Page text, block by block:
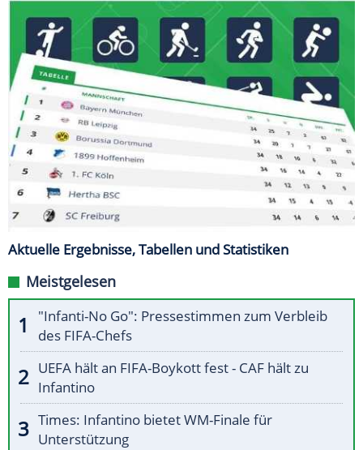
Aktuelle Ergebnisse, Tabellen und Statistiken
Meistgelesen
"Infanti-No Go": Pressestimmen zum Verbleib
des FIFA-Chefs
UEFA hält an FIFA-Boykott fest - CAF hält zu
Infantino
Times: Infantino bietet WM-Finale für
Unterstützung